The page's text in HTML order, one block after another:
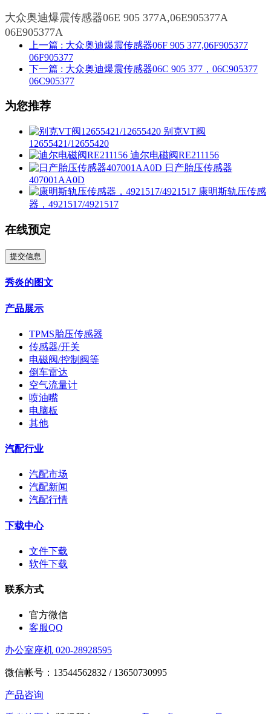
大众奥迪爆震传感器06E 905 377A,06E905377A
06E905377A
上一篇 : 大众奥迪爆震传感器06F 905 377,06F905377
06F905377
下一篇 : 大众奥迪爆震传感器06C 905 377，06C905377
06C905377
为您推荐
别克VT阀
12655421/12655420
迪尔电磁阀RE211156
日产胎压传感器
407001AA0D
康明斯轨压传感
器，4921517/4921517
在线预定
提交信息
秀炎的图文
产品展示
TPMS胎压传感器
传感器/开关
电磁阀/控制阀等
倒车雷达
空气流量计
喷油嘴
电脑板
其他
汽配行业
汽配市场
汽配新闻
汽配行情
下载中心
文件下载
软件下载
联系方式
官方微信
客服QQ
办公室座机 020-28928595
微信帐号：13544562832 / 13650730995
产品咨询